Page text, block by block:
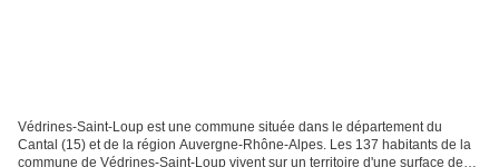
Védrines-Saint-Loup est une commune située dans le département du
Cantal (15) et de la région Auvergne-Rhône-Alpes. Les 137 habitants de la
commune de Védrines-Saint-Loup vivent sur un territoire d'une surface de